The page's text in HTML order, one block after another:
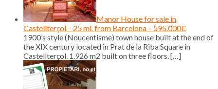
Manor House for sale in
Castellterçol – 25 mi. from Barcelona – 595.000€
1900’s style (Noucentisme) town house built at the end of
the XIX century located in Prat de la Riba Square in
Castellterçol. 1.926 m2 built on three floors.[…]